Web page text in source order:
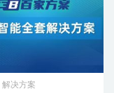
解决方案